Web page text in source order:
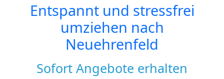
Entspannt und stressfrei
umziehen nach
Neuehrenfeld
Sofort Angebote erhalten